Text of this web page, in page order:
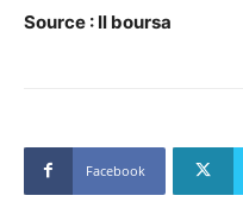
Source : Il boursa
Facebook